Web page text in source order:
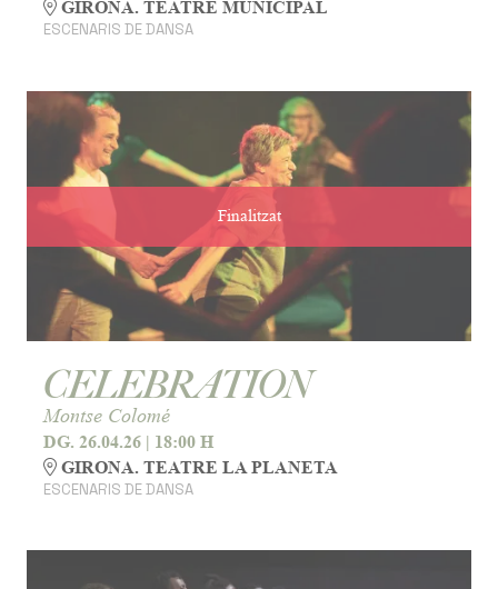
GIRONA. TEATRE MUNICIPAL
ESCENARIS DE DANSA
Finalitzat
CELEBRATION
Montse Colomé
DG. 26.04.26 | 18:00 H
GIRONA. TEATRE LA PLANETA
ESCENARIS DE DANSA